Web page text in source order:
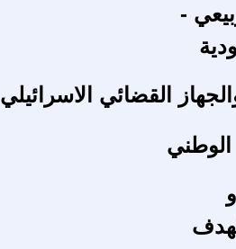
-
القضائي الاسرائيلي